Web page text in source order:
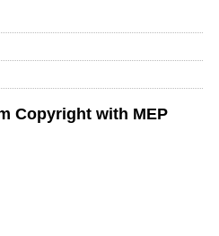
Copyright with MEP